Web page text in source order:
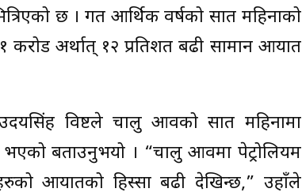
छ । गत आर्थिक वर्षको सात महिनाको
अर्थात् १२ प्रतिशत बढी सामान आयात
विष्टले चालु आवको सात महिनामा
बताउनुभयो । “चालु आवमा पेट्रोलियम
आयातको हिस्सा बढी देखिन्छ,” उहाँले